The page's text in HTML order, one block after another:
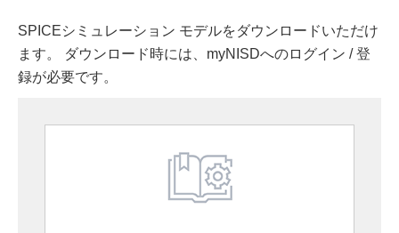
SPICEシミュレーション モデルをダウンロードいただけ
ます。 ダウンロード時には、myNISDへのログイン / 登
録が必要です。